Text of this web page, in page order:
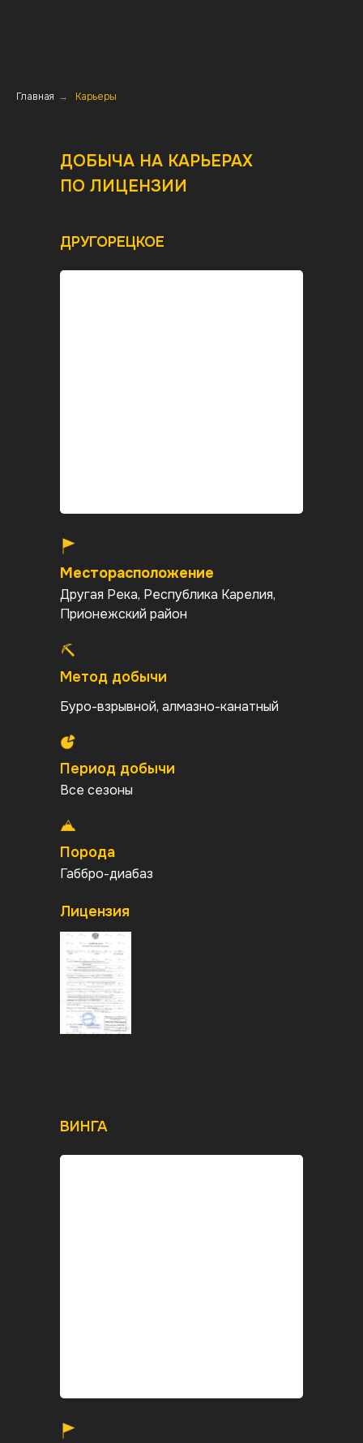
Главная → Карьеры
Месторасположение
Другая Река, Республика Карелия,
Прионежский район
Метод добычи
Буро-взрывной, алмазно-канатный
Период добычи
Все сезоны
Порода
Габбро-диабаз
ДРУГОРЕЦКОЕ
Лицензия
ДОБЫЧА НА КАРЬЕРАХ
ПО ЛИЦЕНЗИИ
ВИНГА